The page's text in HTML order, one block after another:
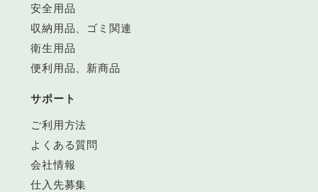
安全用品
収納用品、ゴミ関連
衛生用品
便利用品、新商品
サポート
ご利用方法
よくある質問
会社情報
仕入先募集